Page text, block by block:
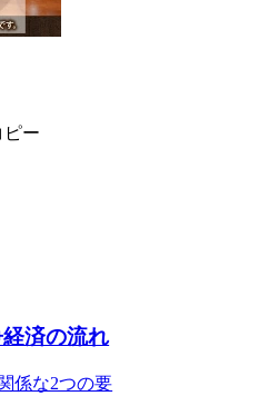
ピー
済の流れ
係な2つの要